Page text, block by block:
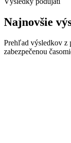
Najnovšie
Prehľad výsledkov z
zabezpečenou